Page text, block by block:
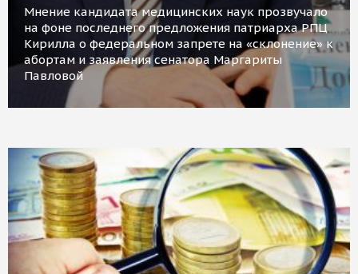
Мнение кандидата медицинских наук прозвучало
на фоне последнего предложения патриарха РПЦ
Кирилла о федеральном запрете на «склонение» к
абортам и заявления сенатора Маргариты
Павловой